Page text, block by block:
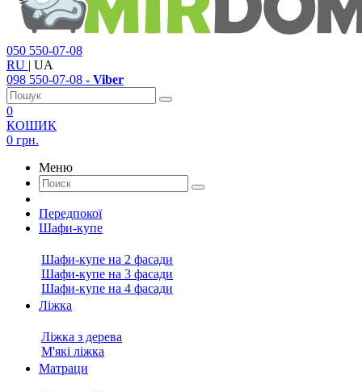
050 550-07-08
RU | UA
098 550-07-08 - Viber
0
КОШИК
0 грн.
Меню
Передпокої
Шафи-купе
Шафи-купе на 2 фасади
Шафи-купе на 3 фасади
Шафи-купе на 4 фасади
Ліжка
Ліжка з дерева
М'які ліжка
Матраци